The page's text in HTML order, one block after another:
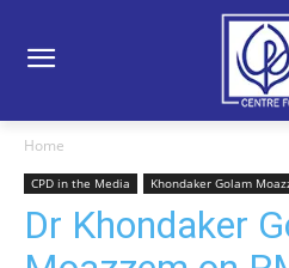
Home
CPD in the Media Khondaker Golam
Dr Khondaker